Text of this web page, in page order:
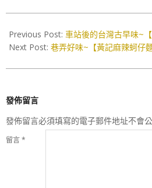
10-
25
Previous Post: 車站後的台灣古早味~【
Next Post: 巷弄好味~【黃記麻辣蚵仔
發佈留言
發佈留言必須填寫的電子郵件地址不會公
留言*